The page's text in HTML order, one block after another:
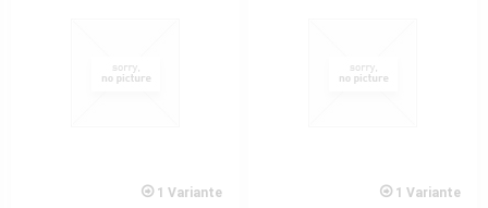
1 Variante 1 Variante